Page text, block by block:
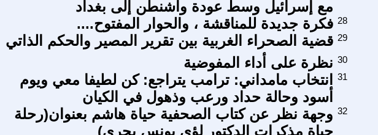
مع إسرائيل وسط عودة واشنطن إلى بغداد
فكرة جديدة للمناقشة ، والحوار المفتوح.... 28
قضية الصحراء الغربية بين تقرير المصير والحكم الذاتي 29
نظرة على أداء المفوضية 30
انتخاب مامداني: ترامب يتراجع: كن لطيفا معي ويوم
أسود وحالة حداد ورعب وذهول في الكيان
31
وجهة نظر عن كتاب الصحفية حياة هاشم بعنوان(رحلة
حياة مذكرات الدكتور لؤي يونس بحري)
32